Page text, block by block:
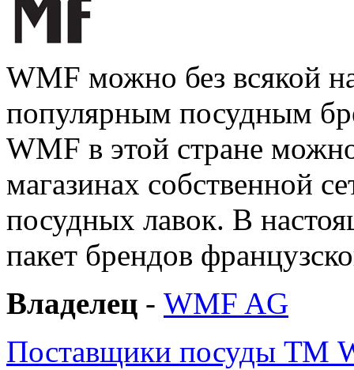
WMF можно без всякой
популярным посудным
WMF в этой стране
магазинах собственной
посудных лавок. В
пакет брендов
Владелец - WMF AG
Поставщики посуды ТМ